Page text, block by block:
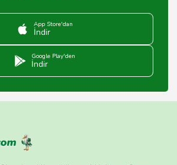
App Store'dan
İndir
Google Play'den
İndir